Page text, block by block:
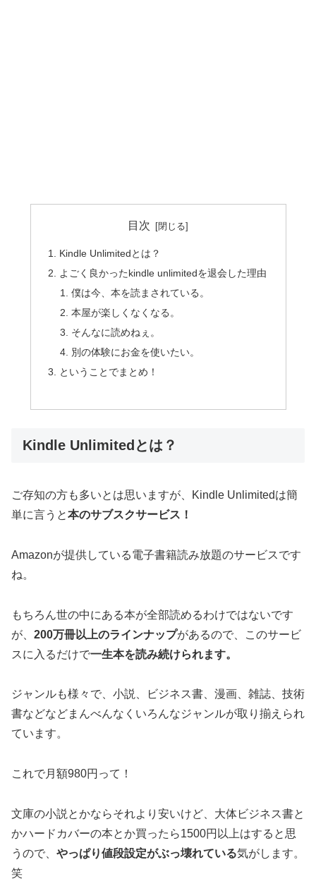
目次
Kindle Unlimitedとは？
よごく良かったkindle unlimitedを退会した理由
僕は今、本を読まされている。
本屋が楽しくなくなる。
そんなに読めねぇ。
別の体験にお金を使いたい。
ということでまとめ！
Kindle Unlimitedとは？
ご存知の方も多いとは思いますが、Kindle Unlimitedは簡
単に言うと本のサブスクサービス！
Amazonが提供している電子書籍読み放題のサービスです
ね。
もちろん世の中にある本が全部読めるわけではないです
が、 200万冊以上のラインナップがあるので、このサービ
スに入るだけで一生本を読み続けられます。
ジャンルも様々で、小説、ビジネス書、漫画、雑誌、技術
書などなどまんべんなくいろんなジャンルが取り揃えられ
ています。
これで月額980円って！
文庫の小説とかならそれより安いけど、大体ビジネス書と
かハードカバーの本とか買ったら1500円以上はすると思
うので、 やっぱり値段設定がぶっ壊れている気がします。
笑